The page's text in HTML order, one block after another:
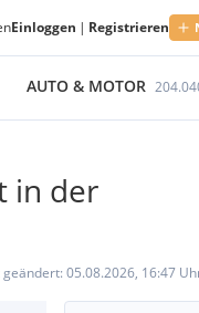
Einloggen | Registrieren
AUTO & MOTOR
in der
05.08.2026, 16:47